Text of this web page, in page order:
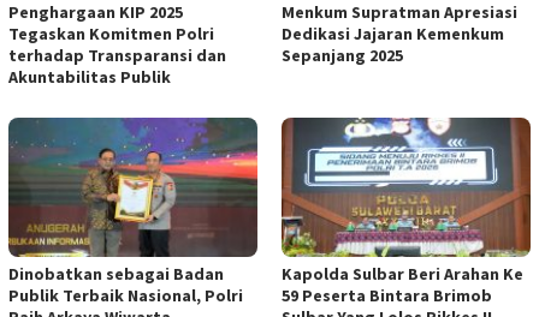
Penghargaan KIP 2025
Tegaskan Komitmen Polri
terhadap Transparansi dan
Akuntabilitas Publik
Menkum Supratman Apresiasi
Dedikasi Jajaran Kemenkum
Sepanjang 2025
Dinobatkan sebagai Badan
Publik Terbaik Nasional, Polri
Kapolda Sulbar Beri Arahan Ke
59 Peserta Bintara Brimob